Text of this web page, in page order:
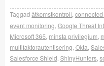
Taggad åtkomstkontroll
event monitoring Google Threat
Microsoft 365 minsta privilegium
multifaktorautentisering Okta
Salesforce Shield ShinyHunters